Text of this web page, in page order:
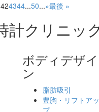
424344...50...»最後 »
ボディデザイ
ン
脂肪吸引
豊胸・リフトアッ